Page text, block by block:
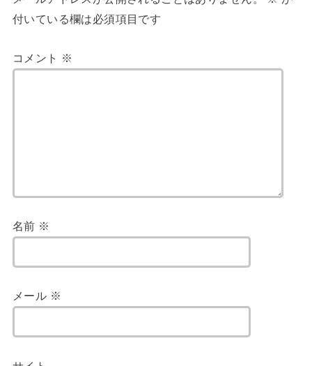
付いている欄は必須項目です
コメント ※
名前 ※
メール ※